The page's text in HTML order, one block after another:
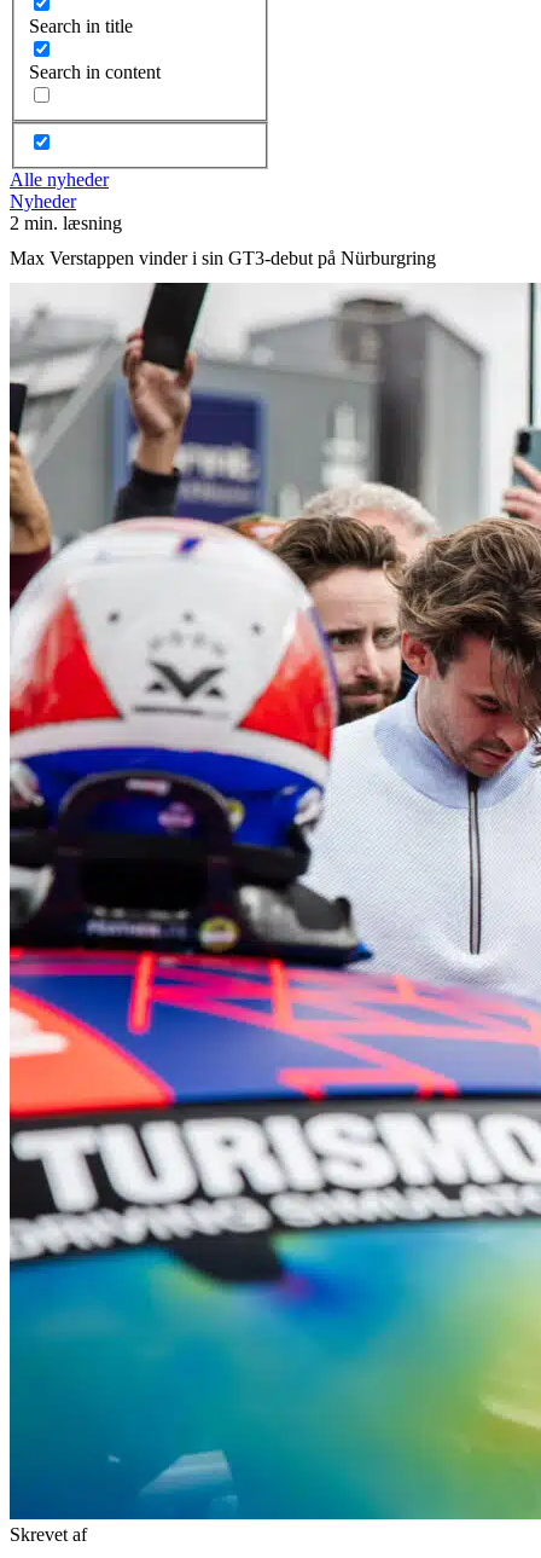
Search in title
Search in content
Alle nyheder
Nyheder
2 min. læsning
Max Verstappen vinder i sin GT3-debut på Nürburgring
Skrevet af